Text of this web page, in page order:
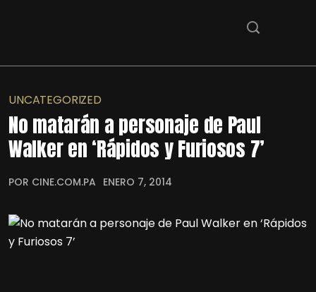
UNCATEGORIZED
No matarán a personaje de Paul
Walker en ‘Rápidos y Furiosos 7’
POR CINE.COM.PA ENERO 7, 2014